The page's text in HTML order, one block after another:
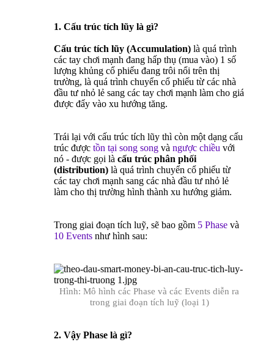
1. Cấu trúc tích lũy là gì?
Cấu trúc tích lũy (Accumulation) là quá trình
các tay chơi mạnh đang hấp thụ (mua vào) 1 số
lượng khủng cổ phiếu đang trôi nổi trên thị
trường, là quá trình chuyển cổ phiếu từ các nhà
đầu tư nhỏ lẻ sang các tay chơi mạnh làm cho giá
được đẩy vào xu hướng tăng.
Trái lại với cấu trúc tích lũy thì còn một dạng cấu
trúc được tồn tại song song và ngược chiều với
nó - được gọi là cấu trúc phân phối
(distribution) là quá trình chuyển cổ phiếu từ
các tay chơi mạnh sang các nhà đầu tư nhỏ lẻ
làm cho thị trường hình thành xu hướng giảm.
Trong giai đoạn tích luỹ, sẽ bao gồm 5 Phase và
10 Events như hình sau:
Hình: Mô hình các Phase và các Events diễn ra
trong giai đoạn tích luỹ (loại 1)
2. Vậy Phase là gì?